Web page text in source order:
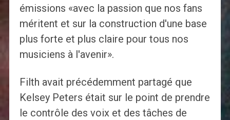
émissions «avec la passion que nos fans
méritent et sur la construction d'une base
plus forte et plus claire pour tous nos
musiciens à l'avenir».
Filth avait précédemment partagé que
Kelsey Peters était sur le point de prendre
le contrôle des voix et des tâches de